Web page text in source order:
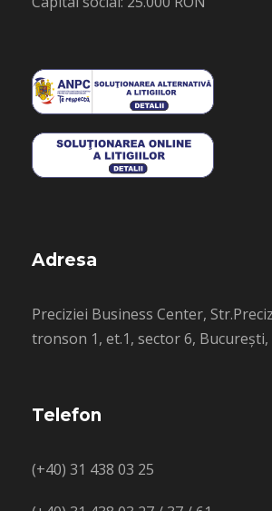
Adresa
Preciziei Business Center,
tronson 1, et.1, sector 6, București,
Telefon
(+40) 31 438 03 25